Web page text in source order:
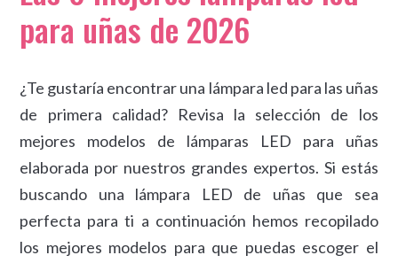
para uñas de 2026
¿Te gustaría encontrar una lámpara led para las uñas
de primera calidad? Revisa la selección de los
mejores modelos de lámparas LED para uñas
elaborada por nuestros grandes expertos. Si estás
buscando una lámpara LED de uñas que sea
perfecta para ti a continuación hemos recopilado
los mejores modelos para que puedas escoger el